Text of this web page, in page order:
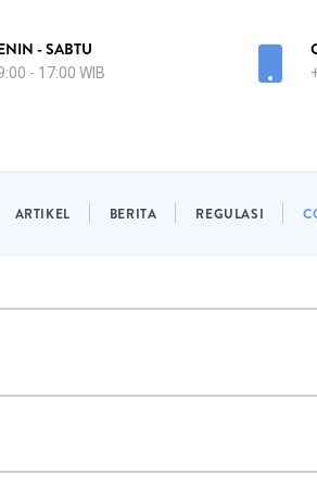
- SABTU
- 17:00 WIB
ARTIKEL BERITA REGULASI